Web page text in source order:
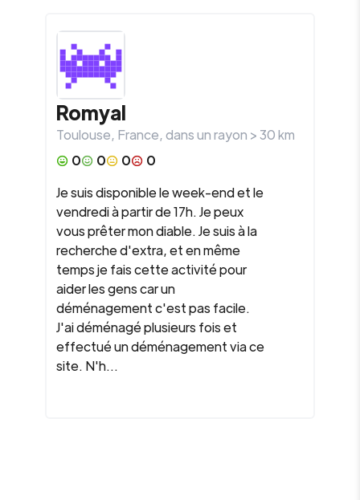
Romyal
Toulouse, France, dans un rayon >30km
0
0 0
0
Je suis disponible le week-end et le
vendredi à partir de 17h. Je peux
vous prêter mon diable. Je suis à la
recherche d'extra, et en même
temps je fais cette activité pour
aider les gens car un
déménagement c'est pas facile.
J'ai déménagé plusieurs fois et
effectué un déménagement via ce
site. N'h...